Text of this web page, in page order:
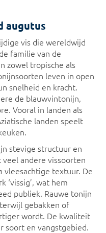
augustus
augutus
vis die wereldwijd
familie van de
zowel tropische als
leven in open
snelheid en kracht.
de blauwvintonijn,
Vooral in landen als
landen speelt
stevige structuur en
andere vissoorten
vleesachtige textuur. De
‘vissig’, wat hem
publiek. Rauwe tonijn
gebakken of
wordt. De kwaliteit
soort en vangstgebied.